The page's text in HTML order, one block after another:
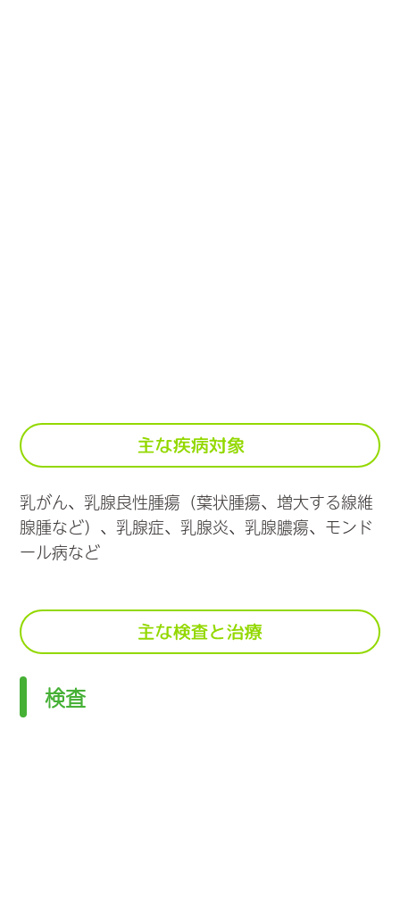
乳がん、乳腺良性腫瘍（葉状腫瘍、増大する線維
腺腫など）、乳腺症、乳腺炎、乳腺膿瘍、モンド
ール病など
検査